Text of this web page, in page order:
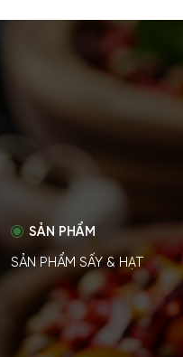
SẢN PHẨM
SẢN PHẨM SẤY & HẠT